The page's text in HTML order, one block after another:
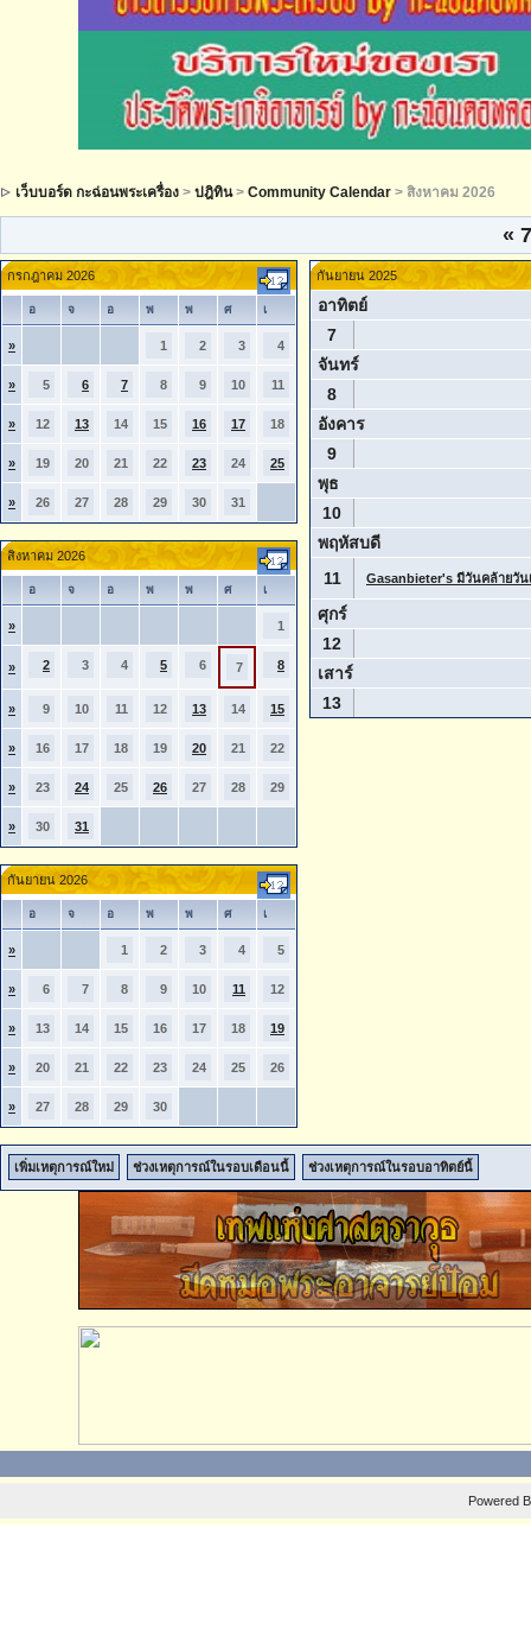
เว็บบอร์ด กะฉ่อนพระเครื่อง > ปฎิทิน> Community Calendar > สิงหาคม 2026
«
กรกฎาคม 2026
อ จ อ พ พ ศ เ
» 1 2 3 4
» 5 6 7 8 9 10 11
» 12 13 14 15 16 17 18
» 19 20 21 22 23 24 25
» 26 27 28 29 30 31
สิงหาคม 2026
อ จ อ พ พ ศ เ
» 1
» 2 3 4 5 6 7 8
» 9 10 11 12 13 14 15
» 16 17 18 19 20 21 22
» 23 24 25 26 27 28 29
» 30 31
กันยายน 2026
อ จ อ พ พ ศ เ
» 1 2 3 4 5
» 6 7 8 9 10 11 12
» 13 14 15 16 17 18 19
» 20 21 22 23 24 25 26
» 27 28 29 30
กันยายน 2025
อาทิตย์
7
จันทร์
8
อังคาร
9
พุธ
10
พฤหัสบดี
11
Gasanbieter's มีวันคล้ายวั
ศุกร์
12
เสาร์
13
เพิ่มเหตุการณ์ใหม่ ช่วงเหตุการณ์ในรอบเดือนนี้ ช่วงเหตุการณ์ในรอบอาทิตย์นี้
Powered